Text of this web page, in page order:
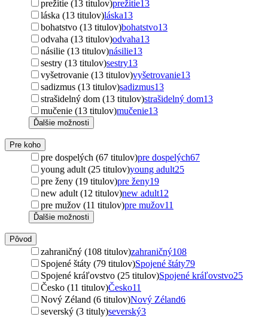
prežitie (13 titulov)prežitie13
láska (13 titulov)láska13
bohatstvo (13 titulov)bohatstvo13
odvaha (13 titulov)odvaha13
násilie (13 titulov)násilie13
sestry (13 titulov)sestry13
vyšetrovanie (13 titulov)vyšetrovanie13
sadizmus (13 titulov)sadizmus13
strašidelný dom (13 titulov)strašidelný dom13
mučenie (13 titulov)mučenie13
Ďalšie možnosti
Pre koho
pre dospelých (67 titulov)pre dospelých67
young adult (25 titulov)young adult25
pre ženy (19 titulov)pre ženy19
new adult (12 titulov)new adult12
pre mužov (11 titulov)pre mužov11
Ďalšie možnosti
Pôvod
zahraničný (108 titulov)zahraničný108
Spojené štáty (79 titulov)Spojené štáty79
Spojené kráľovstvo (25 titulov)Spojené kráľovstvo25
Česko (11 titulov)Česko11
Nový Zéland (6 titulov)Nový Zéland6
severský (3 tituly)severský3